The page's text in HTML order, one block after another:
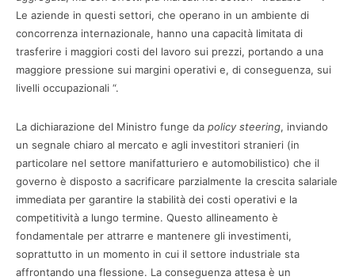
Le aziende in questi settori, che operano in un ambiente di
concorrenza internazionale, hanno una capacità limitata di
trasferire i maggiori costi del lavoro sui prezzi, portando a una
maggiore pressione sui margini operativi e, di conseguenza, sui
livelli occupazionali “.
La dichiarazione del Ministro funge da policy steering, inviando
un segnale chiaro al mercato e agli investitori stranieri (in
particolare nel settore manifatturiero e automobilistico) che il
governo è disposto a sacrificare parzialmente la crescita salariale
immediata per garantire la stabilità dei costi operativi e la
competitività a lungo termine. Questo allineamento è
fondamentale per attrarre e mantenere gli investimenti,
soprattutto in un momento in cui il settore industriale sta
affrontando una flessione. La conseguenza attesa è un